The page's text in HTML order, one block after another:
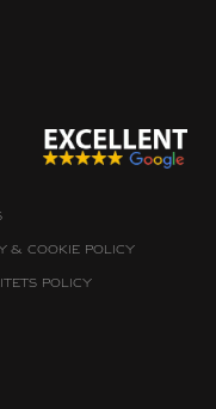
& cookie policy
policy